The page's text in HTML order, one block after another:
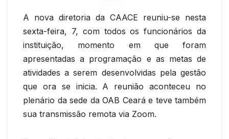
A nova diretoria da CAACE reuniu-se nesta
sexta-feira, 7, com todos os funcionários da
instituição, momento em que foram
apresentadas a programação e as metas de
atividades a serem desenvolvidas pela gestão
que ora se inicia. A reunião aconteceu no
plenário da sede da OAB Ceará e teve também
sua transmissão remota via Zoom.